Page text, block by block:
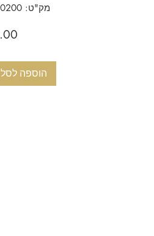
מק"ט: exhibition0200
הוספה לסל